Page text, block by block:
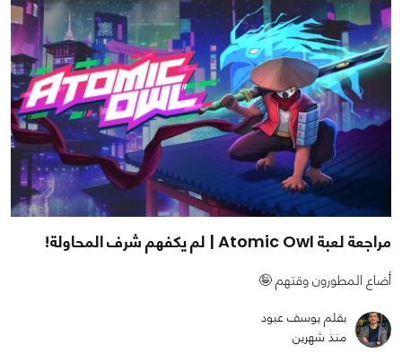
مراجعة لعبة Atomic Owl | لم يكفهم شرف المحاولة!
أضاع المطورون وقتهم 🤪
بقلم يوسف عبود
منذ شهرين